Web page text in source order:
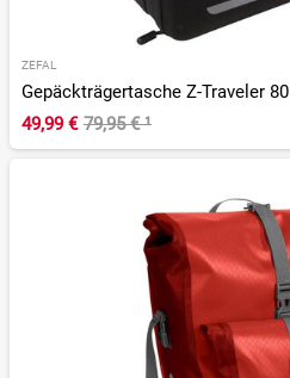
ZEFAL
Gepäckträgertasche Z-Traveler 80
49,99 € 79,95 €¹